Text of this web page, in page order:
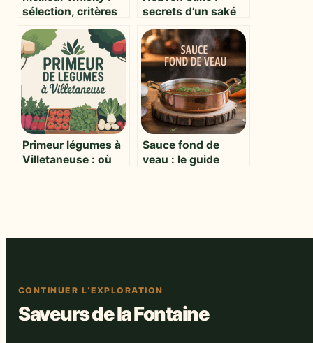
sélection, critères
et grandes
références à
découvrir
secrets d’un saké
pas comme les
autres, alliance
franco-japonaise et
découvertes
gustatives
Primeur légumes à
Villetaneuse : où
Sauce fond de
veau : le guide
CONTINUER L’EXPLORATION
Saveurs de la Fontaine